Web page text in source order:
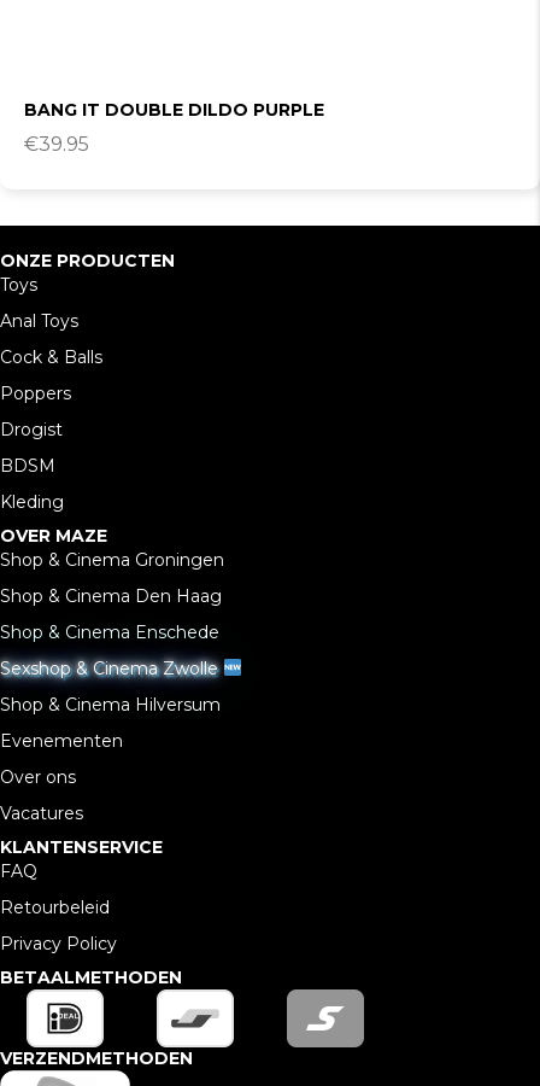
BANG IT DOUBLE DILDO PURPLE
€39.95
ONZE PRODUCTEN
Toys
Anal Toys
Cock & Balls
Poppers
Drogist
BDSM
Kleding
OVER MAZE
Shop & Cinema Groningen
Shop & Cinema Den Haag
Shop & Cinema Enschede
Sexshop & Cinema Zwolle
Shop & Cinema Hilversum
Evenementen
Over ons
Vacatures
KLANTENSERVICE
FAQ
Retourbeleid
Privacy Policy
BETAALMETHODEN
VERZENDMETHODEN